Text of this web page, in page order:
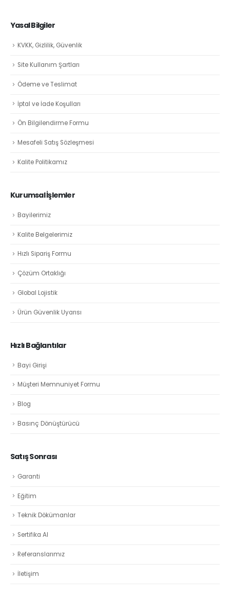
Yasal Bilgiler
KVKK, Gizlilik, Güvenlik
Site Kullanım Şartları
Ödeme ve Teslimat
İptal ve İade Koşulları
Ön Bilgilendirme Formu
Mesafeli Satış Sözleşmesi
Kalite Politikamız
Kurumsal İşlemler
Bayilerimiz
Kalite Belgelerimiz
Hızlı Sipariş Formu
Çözüm Ortaklığı
Global Lojistik
Ürün Güvenlik Uyarısı
Hızlı Bağlantılar
Bayi Girişi
Müşteri Memnuniyet Formu
Blog
Basınç Dönüştürücü
Satış Sonrası
Garanti
Eğitim
Teknik Dökümanlar
Sertifika Al
Referanslarımız
İletişim